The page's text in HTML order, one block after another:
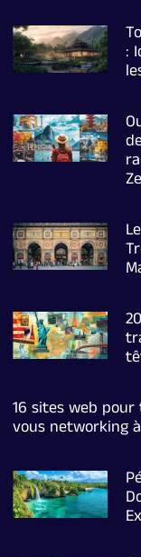
:
16 sites web
vous networking